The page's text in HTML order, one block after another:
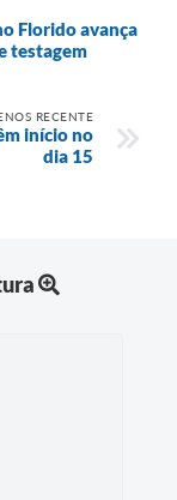
Florido avança
testagem
RECENTE
início no
dia 15